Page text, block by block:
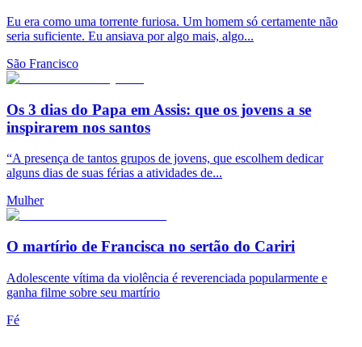
Eu era como uma torrente furiosa. Um homem só certamente não
seria suficiente. Eu ansiava por algo mais, algo...
São Francisco
Os 3 dias do Papa em Assis: que os jovens a se
inspirarem nos santos
“A presença de tantos grupos de jovens, que escolhem dedicar
alguns dias de suas férias a atividades de...
Mulher
O martírio de Francisca no sertão do Cariri
Adolescente vítima da violência é reverenciada popularmente e
ganha filme sobre seu martírio
Fé